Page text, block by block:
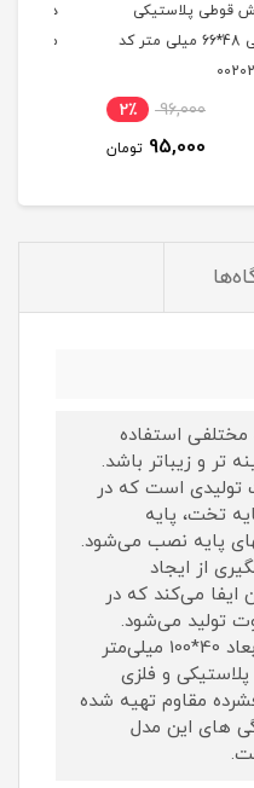
میلی‌متر کد 00202270
96,000
91,000 تومان
استفاده
تر و زیباتر باشد.
تولیدی است که در
تخت، پایه
پایه نصب می‌شود.
از ایجاد
ایفا می‌کند که در
تولید می‌شود.
درپوش توکار مستطیلی با ابعاد 40*100 میلی‌متر
و فلزی
مقاوم تهیه شده
های این مدل